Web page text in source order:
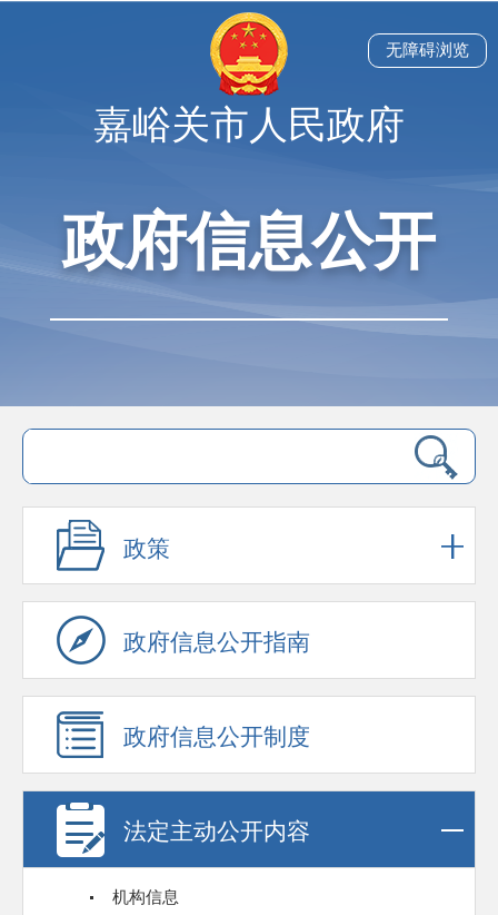
嘉峪关市人民政府
政府信息公开
无障碍浏览
政策
政府信息公开指南
政府信息公开制度
法定主动公开内容
机构信息